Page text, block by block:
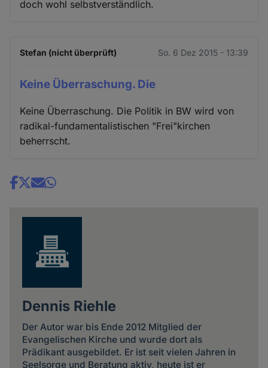
doch wohl selbstverständlich.
Stefan (nicht überprüft) So. 6 Dez 2015 - 13:39
Keine Überraschung. Die
Keine Überraschung. Die Politik in BW wird von
radikal-fundamentalistischen "Frei"kirchen
beherrscht.
Share
Dennis Riehle
Der Autor war bis Ende 2012 Mitglied der
Evangelischen Kirche und wurde dort als
Prädikant ausgebildet. Er ist seit vielen Jahren in
Seelsorge und Beratung aktiv, heute ist er